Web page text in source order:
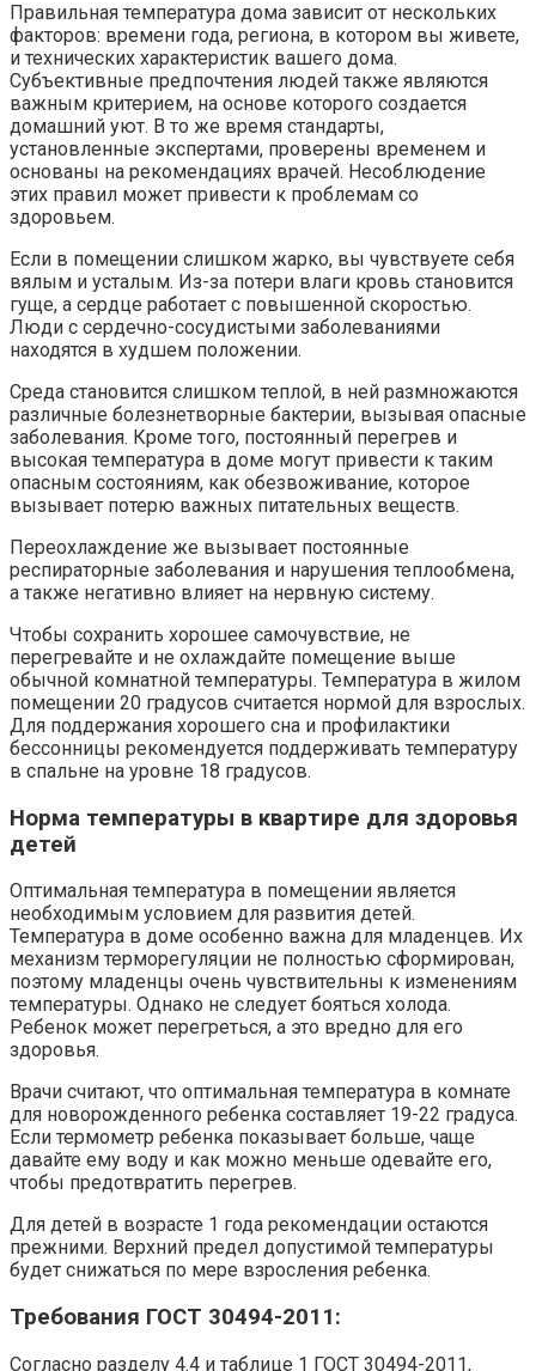
Правильная температура дома зависит от нескольких
факторов: времени года, региона, в котором вы живете,
и технических характеристик вашего дома.
Субъективные предпочтения людей также являются
важным критерием, на основе которого создается
домашний уют. В то же время стандарты,
установленные экспертами, проверены временем и
основаны на рекомендациях врачей. Несоблюдение
этих правил может привести к проблемам со
здоровьем.
Если в помещении слишком жарко, вы чувствуете себя
вялым и усталым. Из-за потери влаги кровь становится
гуще, а сердце работает с повышенной скоростью.
Люди с сердечно-сосудистыми заболеваниями
находятся в худшем положении.
Среда становится слишком теплой, в ней размножаются
различные болезнетворные бактерии, вызывая опасные
заболевания. Кроме того, постоянный перегрев и
высокая температура в доме могут привести к таким
опасным состояниям, как обезвоживание, которое
вызывает потерю важных питательных веществ.
Переохлаждение же вызывает постоянные
респираторные заболевания и нарушения теплообмена,
а также негативно влияет на нервную систему.
Чтобы сохранить хорошее самочувствие, не
перегревайте и не охлаждайте помещение выше
обычной комнатной температуры. Температура в жилом
помещении 20 градусов считается нормой для взрослых.
Для поддержания хорошего сна и профилактики
бессонницы рекомендуется поддерживать температуру
в спальне на уровне 18 градусов.
Норма температуры в квартире для здоровья
детей
Оптимальная температура в помещении является
необходимым условием для развития детей.
Температура в доме особенно важна для младенцев. Их
механизм терморегуляции не полностью сформирован,
поэтому младенцы очень чувствительны к изменениям
температуры. Однако не следует бояться холода.
Ребенок может перегреться, а это вредно для его
здоровья.
Врачи считают, что оптимальная температура в комнате
для новорожденного ребенка составляет 19-22 градуса.
Если термометр ребенка показывает больше, чаще
давайте ему воду и как можно меньше одевайте его,
чтобы предотвратить перегрев.
Для детей в возрасте 1 года рекомендации остаются
прежними. Верхний предел допустимой температуры
будет снижаться по мере взросления ребенка.
Требования ГОСТ 30494-2011:
Согласно разделу 4.4 и таблице 1 ГОСТ 30494-2011,